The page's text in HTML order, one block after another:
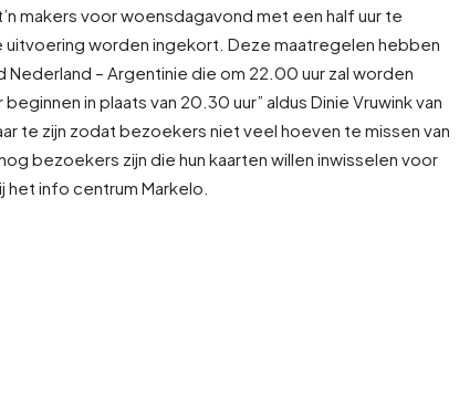
makers voor woensdagavond met een half uur te
uitvoering worden ingekort. Deze maatregelen hebben
– Argentinie die om 22.00 uur zal worden
in plaats van 20.30 uur” aldus Dinie Vruwink van
te zijn zodat bezoekers niet veel hoeven te missen van
bezoekers zijn die hun kaarten willen inwisselen voor
het info centrum Markelo.